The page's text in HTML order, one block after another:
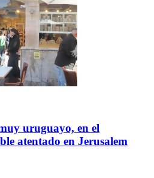
uruguayo, en el
atentado en Jerusalem